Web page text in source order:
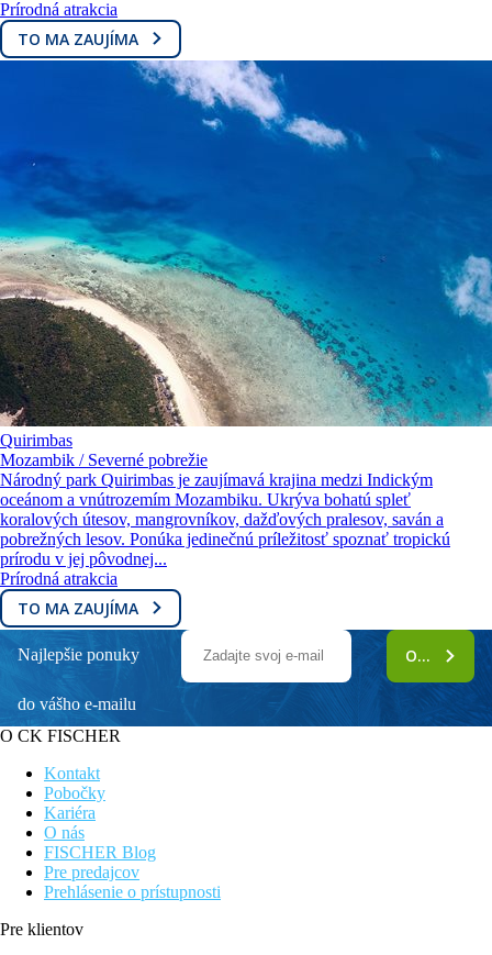
Prírodná atrakcia
TO MA ZAUJÍMA
Quirimbas
Mozambik / Severné pobrežie
Národný park Quirimbas je zaujímavá krajina medzi Indickým
oceánom a vnútrozemím Mozambiku. Ukrýva bohatú spleť
koralových útesov, mangrovníkov, dažďových pralesov, saván a
pobrežných lesov. Ponúka jedinečnú príležitosť spoznať tropickú
prírodu v jej pôvodnej...
Prírodná atrakcia
TO MA ZAUJÍMA
Najlepšie ponuky
do vášho e-mailu
ODOBERAŤ
O CK FISCHER
Kontakt
Pobočky
Kariéra
O nás
FISCHER Blog
Pre predajcov
Prehlásenie o prístupnosti
Pre klientov